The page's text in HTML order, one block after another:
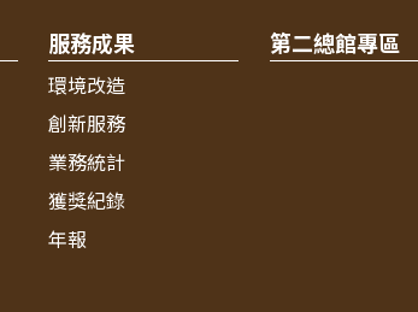
服務成果
環境改造
創新服務
業務統計
獲獎紀錄
年報
第二總館專區